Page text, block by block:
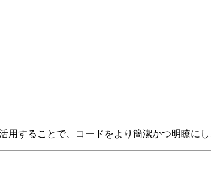
用することで、コードをより簡潔かつ明瞭に